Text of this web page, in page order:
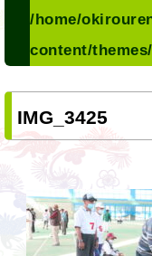
/home/
content/
IMG_3425